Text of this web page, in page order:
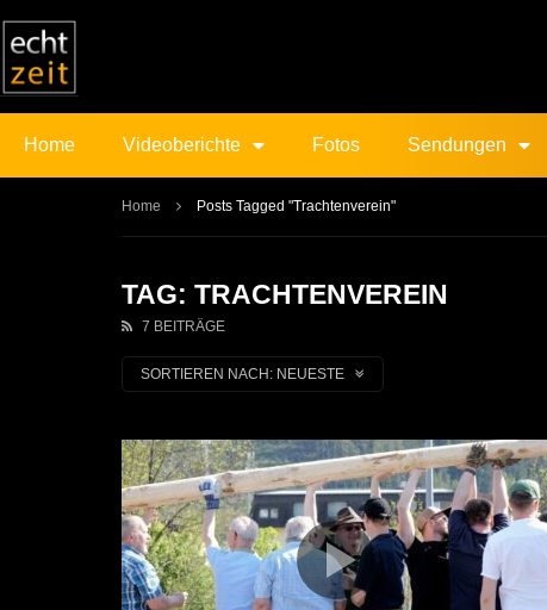
Home Videoberichte Fotos Sendungen
Home Posts Tagged "Trachtenverein"
TAG: TRACHTENVEREIN
7 BEITRÄGE
SORTIEREN NACH: NEUESTE